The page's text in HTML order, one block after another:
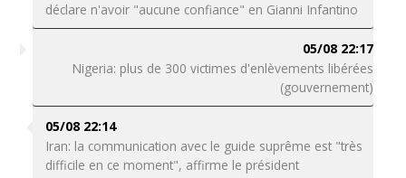
déclare n'avoir "aucune confiance" en Gianni Infantino
05/08 22:17
Nigeria: plus de 300 victimes d'enlèvements libérées
(gouvernement)
05/08 22:14
Iran: la communication avec le guide suprême est "très
difficile en ce moment", affirme le président